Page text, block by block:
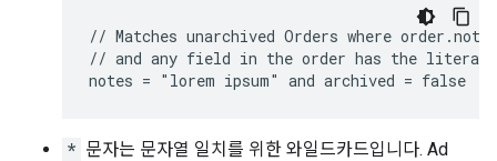
// Matches unarchived Orders where
// and any field in the order has the literal
* 문자는 문자열 일치를 위한 와일드카드입니다. Ad